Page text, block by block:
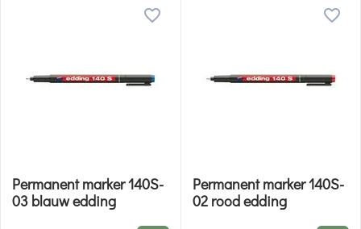
Permanent marker 140S-
03 blauw edding
Permanent marker 140S-
02 rood edding